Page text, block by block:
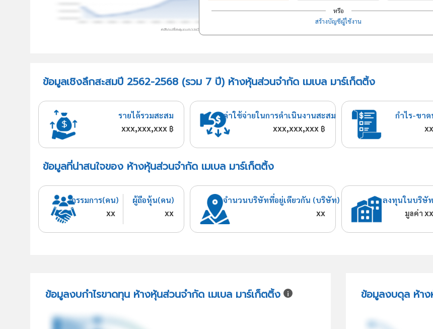
หรือ
สร้างบัญชีผู้ใช้งาน
ข้อมูลเชิงลึกสะสมปี 2562-2568 (รวม 7 ปี) ห้างหุ้นส่วนจำกัด เมเบล มาร์เก็ตติ้ง
รายได้รวมสะสม
xxx,xxx,xxx ฿
ค่าใช้จ่ายในการดำเนินงานสะสม
xxx,xxx,xxx ฿
กำไร-ขา
ข้อมูลที่น่าสนใจของ ห้างหุ้นส่วนจำกัด เมเบล มาร์เก็ตติ้ง
กรรมการ(คน)
xx
ผู้ถือหุ้น(คน)
xx
จำนวนบริษัทที่อยู่เดียวกัน (บริษัท)
xx
ลงทุนในบริษั
มูลค่า
ข้อมูลงบกำไรขาดทุน ห้างหุ้นส่วนจำกัด เมเบล มาร์เก็ตติ้ง ข้อมูลงบดุล ห้าง